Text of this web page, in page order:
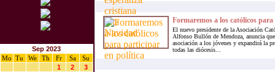
Sep 2023
Mo
Tu We Th Fr Sa
Su
1
2
3
Formaremos a los católicos
El nuevo presidente de la Asociación
Alfonso Bullón de Mendoza, anuncia
asociación a los jóvenes y expandirá la
todas las diócesis...